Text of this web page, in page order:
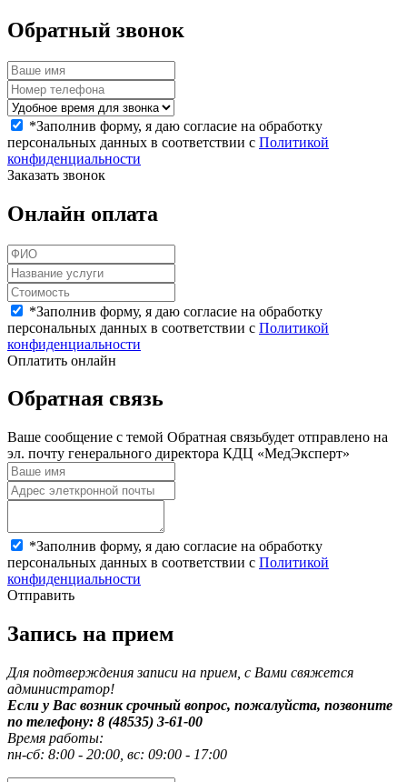
Обратный звонок
*Заполнив форму, я даю согласие на обработку
персональных данных в соответствии с Политикой
конфиденциальности
Заказать звонок
Онлайн оплата
*Заполнив форму, я даю согласие на обработку
персональных данных в соответствии с Политикой
конфиденциальности
Оплатить онлайн
Обратная связь
Ваше сообщение с темой Обратная связьбудет отправлено на
эл. почту генерального директора КДЦ «МедЭксперт»
*Заполнив форму, я даю согласие на обработку
персональных данных в соответствии с Политикой
конфиденциальности
Отправить
Запись на прием
Для подтверждения записи на прием, с Вами свяжется
администратор!
Если у Вас возник срочный вопрос, пожалуйста, позвоните
по телефону: 8 (48535) 3-61-00
Время работы:
пн-сб: 8:00 - 20:00, вс: 09:00 - 17:00